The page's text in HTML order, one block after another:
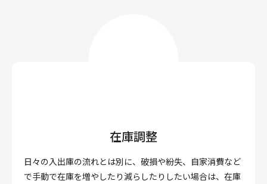
在庫調整
日々の入出庫の流れとは別に、破損や紛失、自家消費など
で手動で在庫を増やしたり減らしたりしたい場合は、在庫